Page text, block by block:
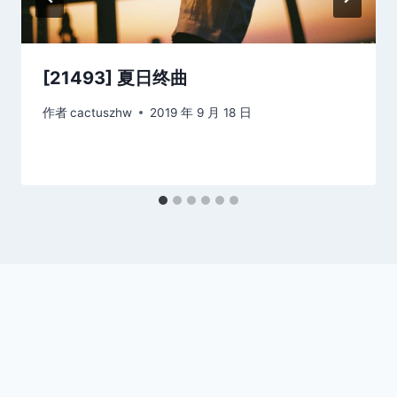
[21493] 夏日终曲
作者cactuszhw 2019 年 9 月 18 日